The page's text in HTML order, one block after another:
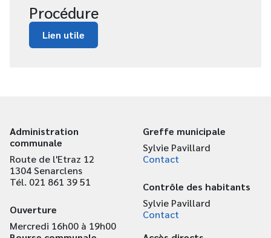
Procédure
Lien utile
Administration
communale
Route de l'Etraz 12
1304 Senarclens
Tél. 021 861 39 51
Ouverture
Mercredi 16h00 à 19h00
Greffe municipale
Sylvie Pavillard
Contact
Contrôle des habitants
Sylvie Pavillard
Contact